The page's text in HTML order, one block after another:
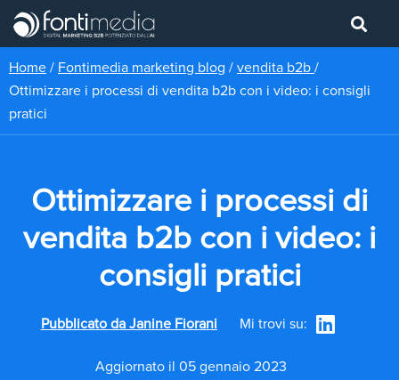
Home / Fontimedia marketing blog / vendita b2b /
Ottimizzare i processi di vendita b2b con i video: i consigli
pratici
Ottimizzare i processi di
vendita b2b con i video: i
consigli pratici
Pubblicato da Janine Fiorani Mi trovi su:
Aggiornato il 05 gennaio 2023